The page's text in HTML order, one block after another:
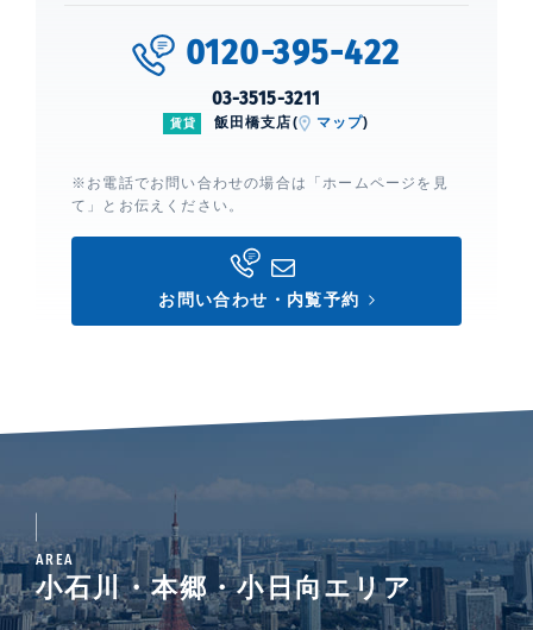
0120-395-422
03-3515-3211
賃貸 飯田橋支店( マップ)
※お電話でお問い合わせの場合は「ホームページを見
て」とお伝えください。
お問い合わせ・内覧予約
AREA
小石川・本郷・小日向エリア